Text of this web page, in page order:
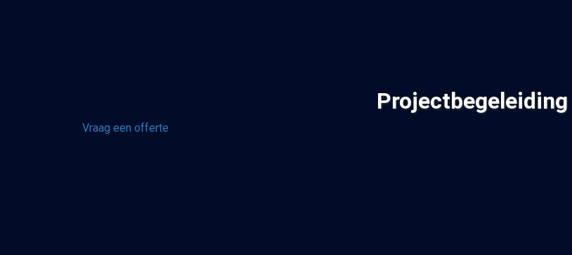
Projectbegeleiding
Vraag een offerte